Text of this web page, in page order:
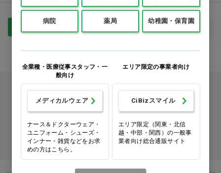
最初 前へ 次へ 最後
カタログをご利用のお客様
カタログ請求
商品コード入力でクイックオーダー
病院 薬局 幼稚園・保育園
全業種・医療従事スタッフ・一
般向け
メディカルウェア
ナース＆ドクターウェア・
ユニフォーム・シューズ・
インナー・雑貨などをお求
めの方はこちら。
エリア限定の事業者向け
CiBizスマイル
エリア限定（関東・北信
越・中部・関西）の一般事
業者向け総合通販サイト